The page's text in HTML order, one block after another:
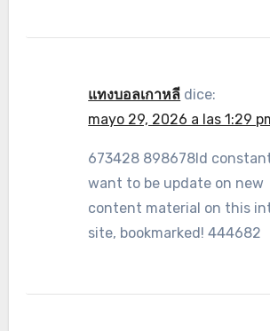
แทงบอลเกาหลี dice:
mayo 29, 2026 a las 1:29
673428 898678Id
want to be update on new
content material on this
site, bookmarked! 444682